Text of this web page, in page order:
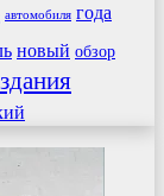
автомобиля года
новый обзор